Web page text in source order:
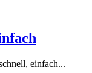
einfach...